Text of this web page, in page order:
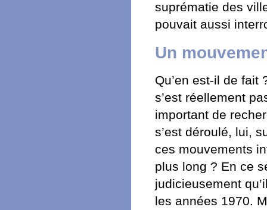
suprématie des
pouvait aussi
Un
Qu’en est-il de fait
s’est réellement
important de
s’est déroulé, lui,
ces mouvements
plus long ? En ce
judicieusement
les années 1970.